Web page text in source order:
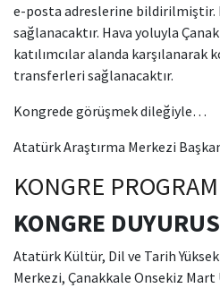
e-posta adreslerine bildirilmiştir.
sağlanacaktır. Hava yoluyla
katılımcılar alanda karşılanarak
transferleri sağlanacaktır.
Kongrede görüşmek dileğiyle…
Atatürk Araştırma Merkezi
KONGRE
KONGRE
Atatürk Kültür, Dil ve Tarih
Merkezi, Çanakkale Onsekiz